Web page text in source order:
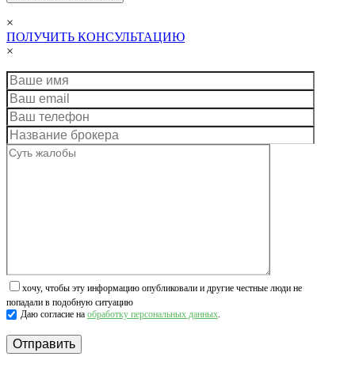
×
ПОЛУЧИТЬ КОНСУЛЬТАЦИЮ
×
хочу, чтобы эту информацию опубликовали и другие честные люди не
попадали в подобную ситуацию
Даю согласие на обработку персональных данных.